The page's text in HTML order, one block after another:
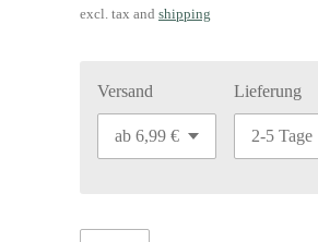
excl. tax and shipping
Versand Lieferung